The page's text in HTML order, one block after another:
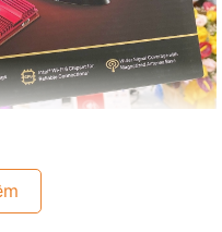
gigabit với tốc độ lên